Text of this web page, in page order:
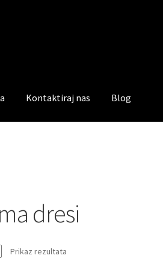
Kontaktiraj nas Blog
dresi
Prikaz rezultata